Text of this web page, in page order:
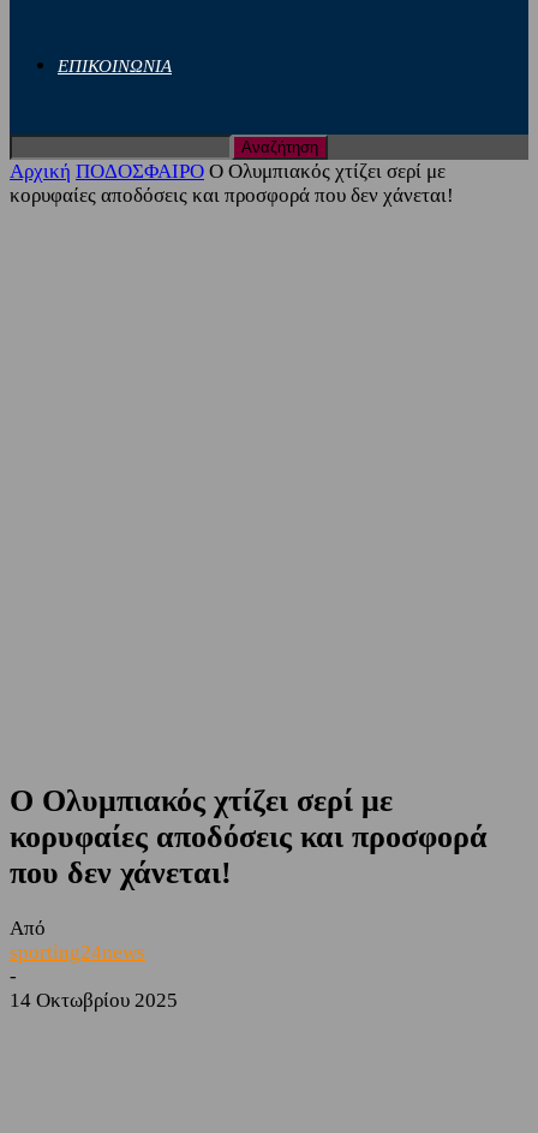
ΕΠΙΚΟΙΝΩΝΙΑ
Αρχική ΠΟΔΟΣΦΑΙΡΟ O Oλυμπιακός χτίζει σερί με
κορυφαίες αποδόσεις και προσφορά που δεν χάνεται!
O Oλυμπιακός χτίζει σερί με
κορυφαίες αποδόσεις και προσφορά
που δεν χάνεται!
Από
sporting24news
-
14 Οκτωβρίου 2025